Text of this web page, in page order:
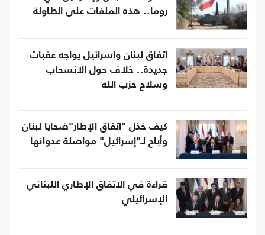
روما.. هذه الملفات على الطاولة
اتفاق لبنان وإسرائيل يواجه عقبات
جديدة.. خلاف حول الانسحاب
وسلاح حزب الله
كيف خذل "اتفاق الإطار"ضحايا لبنان
وأباح لـ"إسرائيل" مواصلة عدوانها
قراءة في الاتفاق الإطاري اللبناني
الإسرائيلي